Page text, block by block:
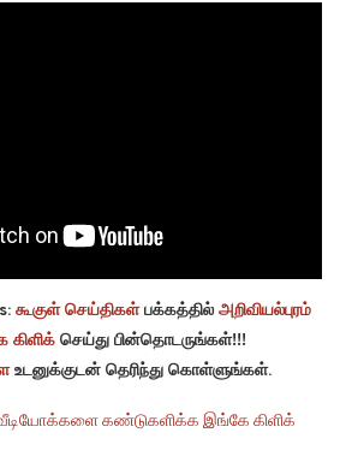
கூகுள் செய்திகள்பக்கத்தில் அறிவியல்புரம்
கிளிக் செய்து பின்தொடருங்கள்!!!
உடனுக்குடன் தெரிந்து கொள்ளுங்கள்.
வீடியோக்களை கண்டுகளிக்க இங்கே கிளிக்